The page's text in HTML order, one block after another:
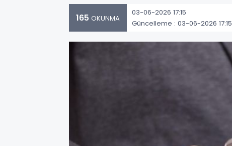
165 OKUNMA
03-06-2026 17:15
Güncelleme : 03-06-2026 17:15